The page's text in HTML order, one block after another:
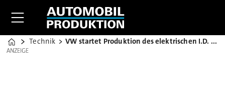
Home
Technik VW startet Produktion des elektrischen I.D. Ende 2019
ANZEIGE
ANZEIGE